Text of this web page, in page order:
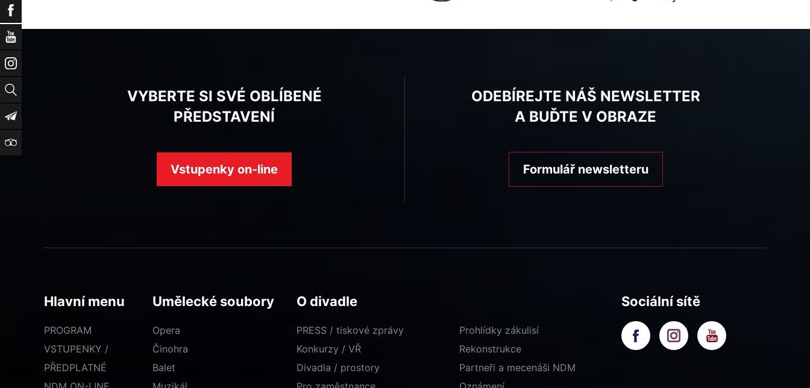
Facebook
YouTube
Instagram
Vyhledat
Newsletter
TripAdvisor
VYBERTE SI SVÉ OBLÍBENÉ
PŘEDSTAVENÍ
Vstupenky on-line
ODEBÍREJTE NÁŠ NEWSLETTER
A BUĎTE V OBRAZE
Formulář newsletteru
Hlavní menu
PROGRAM
VSTUPENKY /
PŘEDPLATNÉ
Umělecké soubory
Opera
Činohra
Balet
O divadle
PRESS / tiskové zprávy
Konkurzy / VŘ
Divadla / prostory
Prohlídky zákulisí
Rekonstrukce
Partneři a mecenáši NDM
Sociální sítě